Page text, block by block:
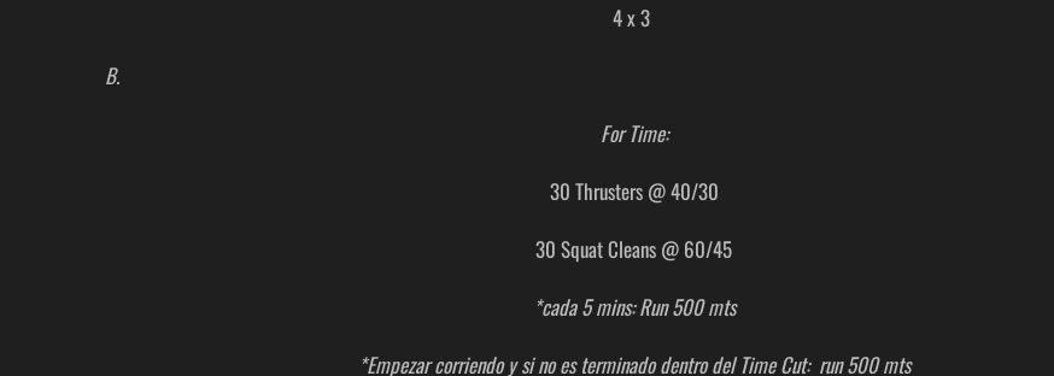
4 x 3
B.
For Time:
30 Thrusters @ 40/30
30 Squat Cleans @ 60/45
*cada 5 mins: Run 500 mts
*Empezar corriendo y si no es terminado dentro del Time Cut: run 500 mts